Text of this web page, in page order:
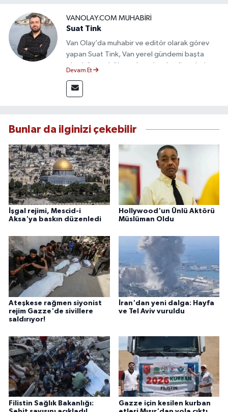
VANOLAY.COM MUHABIRI
Suat Tink
Van Olay’da muhabir ve editör olarak görev
yapan Suat Tink, Van yerel gündemi başta
olmak üzere bölgesel ve ulusal gelişmeleri
mezunu olan Tink, sahadan edindiği bilgilerle
doğruluk, tarafsızlık ve etik ilkeler
Devam Et
Bunlar da ilginizi çekebilir
İşgal rejimi, Mescid-i
Aksa'ya baskın düzenledi
Hollywood'un Ünlü Aktörü
Müslüman Oldu
Ateşkese rağmen siyonist
rejim Gazze'de sivillere
saldırıyor!
İran'dan yeni dalga: Hayfa
ve Tel Aviv vuruldu
Filistin Sağlık Bakanlığı:
Gazze için kesilen kurban